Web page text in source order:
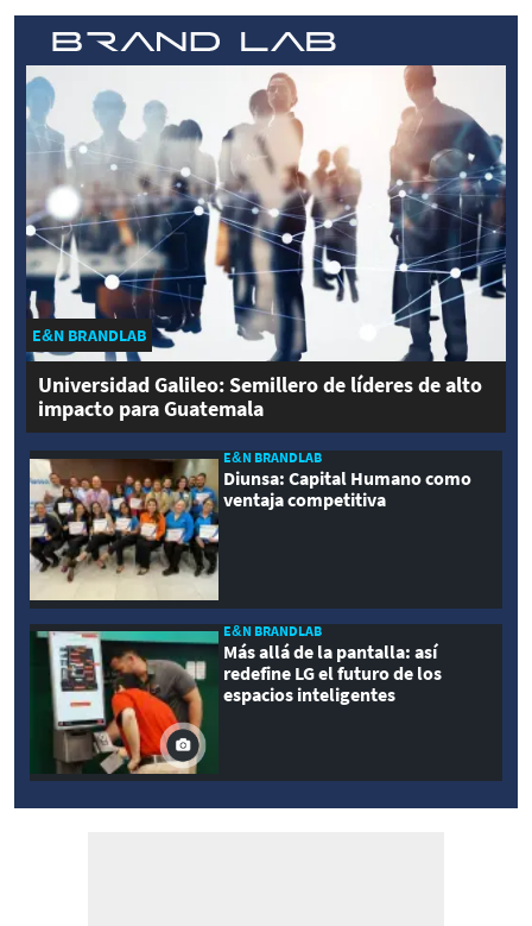
E&N BRANDLAB
Universidad Galileo: Semillero de líderes de alto
impacto para Guatemala
E&N BRANDLAB
Diunsa: Capital Humano como
ventaja competitiva
E&N BRANDLAB
Más allá de la pantalla: así
redefine LG el futuro de los
espacios inteligentes